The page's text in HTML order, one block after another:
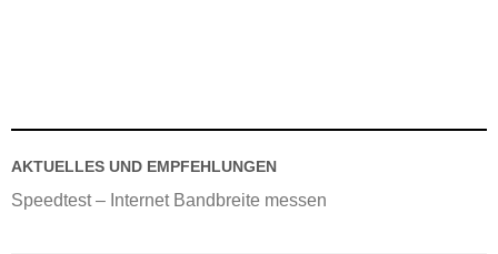
AKTUELLES UND EMPFEHLUNGEN
Speedtest – Internet Bandbreite messen